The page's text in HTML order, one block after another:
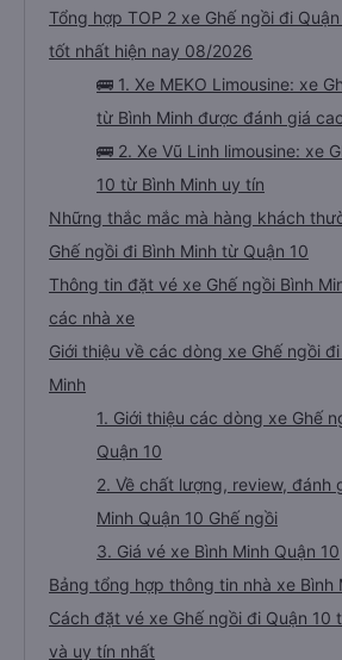
Tổng hợp TOP 2 xe Ghế ngồi đi
tốt nhất hiện nay 08/2026
🚌 1. Xe MEKO Limousine: xe
từ Bình Minh được đánh giá
🚌 2. Xe Vũ Linh limousine: xe
10 từ Bình Minh uy tín
Những thắc mắc mà hàng khách
Ghế ngồi đi Bình Minh từ Quận 10
Thông tin đặt vé xe Ghế ngồi Bình
các nhà xe
Giới thiệu về các dòng xe Ghế ngồi
Minh
1. Giới thiệu các dòng xe Ghế
Quận 10
2. Về chất lượng, review, đánh
Minh Quận 10 Ghế ngồi
3. Giá vé xe Bình Minh Quận 10
Bảng tổng hợp thông tin nhà xe Bình
Cách đặt vé xe Ghế ngồi đi Quận 10
và uy tín nhất